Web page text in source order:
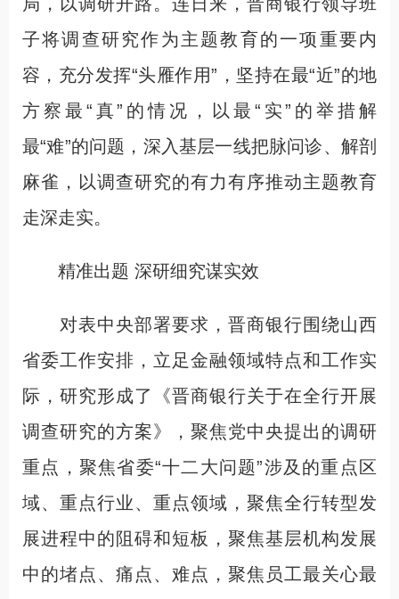
子将调查研究作为主题教育的一项重要内
容，充分发挥“头雁作用”，坚持在最“近”的地
方察最“真”的情况，以最“实”的举措解
最“难”的问题，深入基层一线把脉问诊、解剖
麻雀，以调查研究的有力有序推动主题教育
走深走实。
精准出题 深研细究谋实效
对表中央部署要求，晋商银行围绕山西
省委工作安排，立足金融领域特点和工作实
际，研究形成了《晋商银行关于在全行开展
调查研究的方案》，聚焦党中央提出的调研
重点，聚焦省委“十二大问题”涉及的重点区
域、重点行业、重点领域，聚焦全行转型发
展进程中的阻碍和短板，聚焦基层机构发展
中的堵点、痛点、难点，聚焦员工最关心最